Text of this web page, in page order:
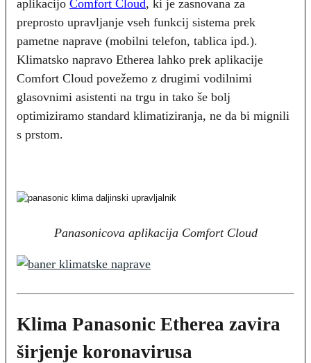
aplikacijo Comfort Cloud, ki je zasnovana za
preprosto upravljanje vseh funkcij sistema prek
pametne naprave (mobilni telefon, tablica ipd.).
Klimatsko napravo Etherea lahko prek aplikacije
Comfort Cloud povežemo z drugimi vodilnimi
glasovnimi asistenti na trgu in tako še bolj
optimiziramo standard klimatiziranja, ne da bi mignili
s prstom.
Panasonicova aplikacija Comfort Cloud
Klima Panasonic Etherea zavira
širjenje koronavirusa